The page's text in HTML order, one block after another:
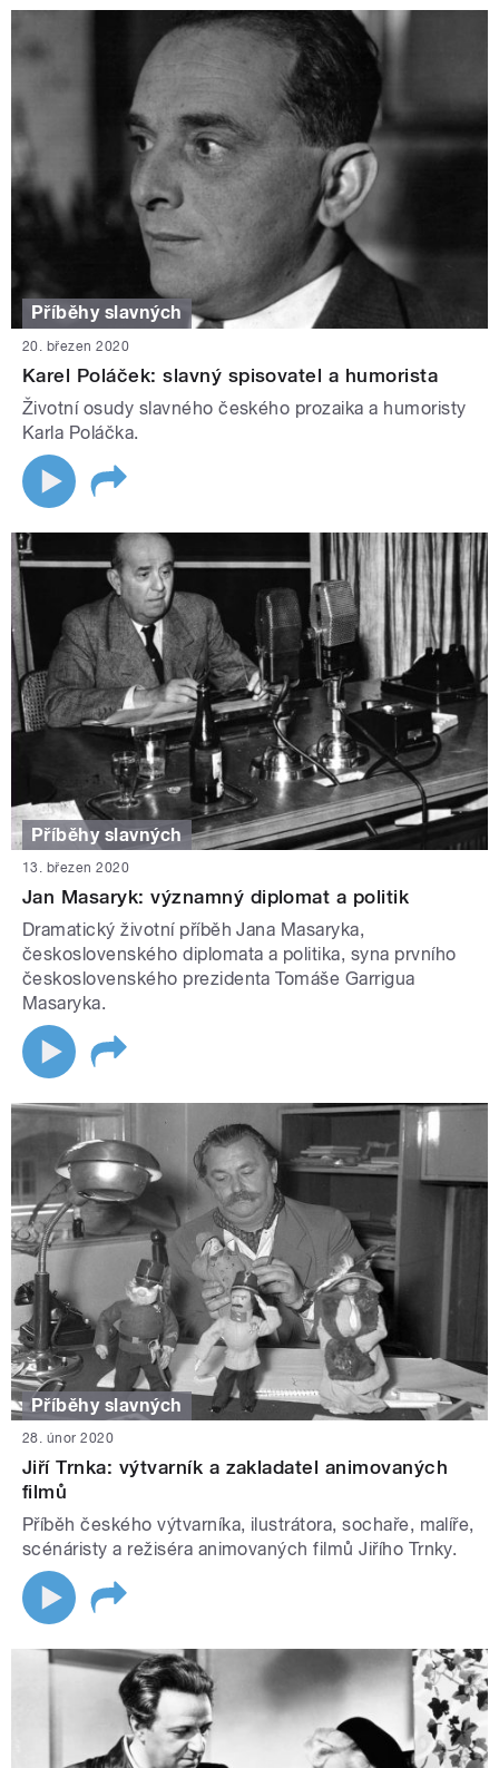
Příběhy slavných
20. březen 2020
Karel Poláček: slavný spisovatel a humorista
Životní osudy slavného českého prozaika a humoristy
Karla Poláčka.
Příběhy slavných
13. březen 2020
Jan Masaryk: významný diplomat a politik
Dramatický životní příběh Jana Masaryka,
československého diplomata a politika, syna prvního
československého prezidenta Tomáše Garrigua
Masaryka.
Příběhy slavných
28. únor 2020
Jiří Trnka: výtvarník a zakladatel animovaných
filmů
Příběh českého výtvarníka, ilustrátora, sochaře, malíře,
scénáristy a režiséra animovaných filmů Jiřího Trnky.